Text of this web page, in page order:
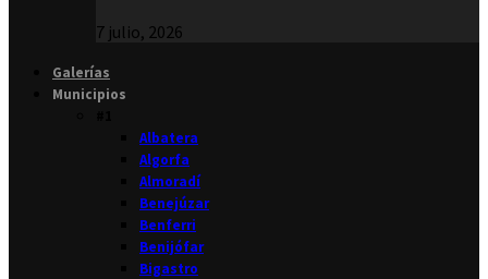
7 julio, 2026
Galerías
Municipios
Albatera
Algorfa
Almoradí
Benejúzar
Benferri
Benijófar
Bigastro